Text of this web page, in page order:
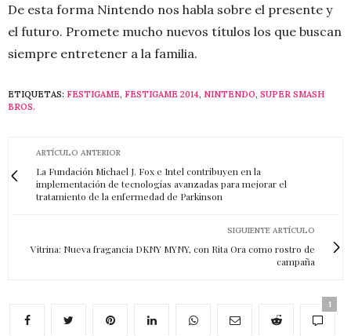
De esta forma Nintendo nos habla sobre el presente y
el futuro. Promete mucho nuevos títulos los que buscan
siempre entretener a la familia.
ETIQUETAS: FESTIGAME, FESTIGAME 2014, NINTENDO, SUPER SMASH
BROS.
ARTÍCULO ANTERIOR
La Fundación Michael J. Fox e Intel contribuyen en la
implementación de tecnologías avanzadas para mejorar el
tratamiento de la enfermedad de Parkinson
SIGUIENTE ARTÍCULO
Vitrina: Nueva fragancia DKNY MYNY, con Rita Ora como rostro de
campaña
1